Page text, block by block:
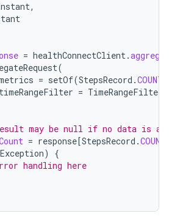
,
= healthConnectClient.
(
= setOf(StepsRecord .
timeRangeFilter = TimeRangeFilter
may be null if no data is
= response[StepsRecord .
Exception)
{
handling here